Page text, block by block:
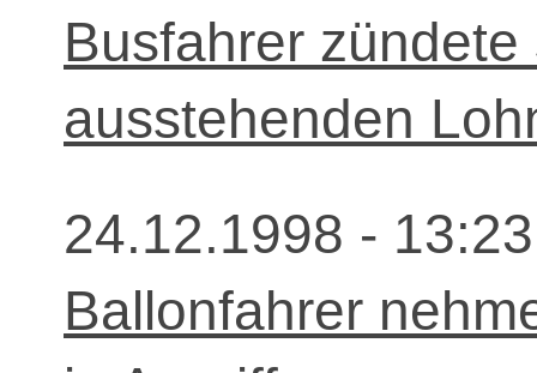
Busfahrer
ausstehenden
24.12.1998 -
Ballonfahrer